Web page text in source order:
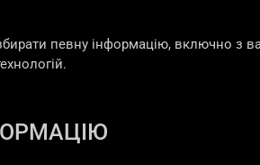
певну інформацію, включно з